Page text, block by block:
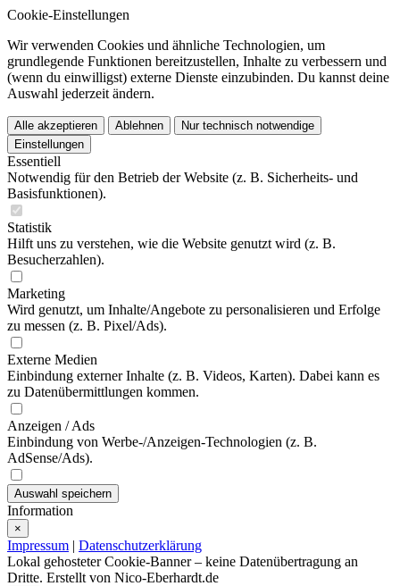
Cookie-Einstellungen
Wir verwenden Cookies und ähnliche Technologien, um
grundlegende Funktionen bereitzustellen, Inhalte zu verbessern und
(wenn du einwilligst) externe Dienste einzubinden. Du kannst deine
Auswahl jederzeit ändern.
Alle akzeptieren Ablehnen
Nur technisch notwendige
Einstellungen
Essentiell
Notwendig für den Betrieb der Website (z. B. Sicherheits- und
Basisfunktionen).
Statistik
Hilft uns zu verstehen, wie die Website genutzt wird (z. B.
Besucherzahlen).
Marketing
Wird genutzt, um Inhalte/Angebote zu personalisieren und Erfolge
zu messen (z. B. Pixel/Ads).
Externe Medien
Einbindung externer Inhalte (z. B. Videos, Karten). Dabei kann es
zu Datenübermittlungen kommen.
Anzeigen / Ads
Einbindung von Werbe-/Anzeigen-Technologien (z. B.
AdSense/Ads).
Auswahl speichern
Information
×
Impressum | Datenschutzerklärung
Lokal gehosteter Cookie-Banner – keine Datenübertragung an
Dritte. Erstellt von Nico-Eberhardt.de